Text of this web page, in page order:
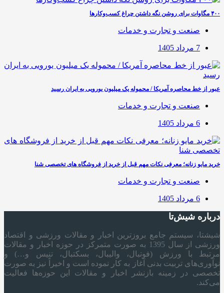
۴۰۰ مگاوات برای روشن نگه داشتن چراغ کسب‌وکار‌ها
صنعت و تجارت و خدمات
7 مرداد 1405
عبور از خط محاصره آمریکا / محموله یک میلیون یورویی به ایران رسید
صنعت و تجارت و خدمات
6 مرداد 1405
خرید مایو زنانه؛ معرفی نکات مهم قبل از خرید از فروشگاه های تخصصی شنا
صنعت و تجارت و خدمات
6 مرداد 1405
درباره شیش‌تا
شیشتا، سیستم جامع بروزترین اخبار و مقالات ورزشی و اقتصاد
ورزشی از سال 1395 به صورت متمرکز در حوزه اخبار و مقالات
مرتبط با ورزش (فوتبال، والیبال، بسکتبال، تنیس و…) و
نوآوری‌های تربیت بدنی آغاز به کار نموده است و اخیراً نیز به صورت
تخصصی در زمینه بازنشر اخبار و مقالات این حوزه‌ها فعالیت
می‌کند.